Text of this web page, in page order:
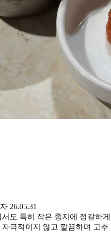
26.05.31
도 특히 작은 종지에 정갈하
극적이지 않고 깔끔하며 고